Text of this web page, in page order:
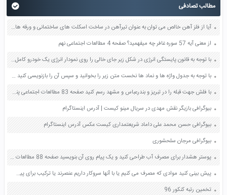
مطالب تصادفی
آیا از فلز آهن خالص می توان به عنوان تیرآهن در ساخت اسکلت های ساختمانی و ورقه های آهن در ساخت بدنه خودروها و لوازم آشپزخانه استفاده کرد صفحه 39 علوم هفتم
از معنی آیه 57 سوره غافر چه میفهمید؟ صفحه 4 مطالعات اجتماعی نهم
با توجه به قانون پایستگی انرژی در شکل زیر جای خالی را روی نمودار انرژی یک خودرو کامل کنید صفحه 70 علوم هفتم
با توجه به جدول واژه ها و نماد ها نخست متن زیر را بخوانید و سپس آن را بازنویسی کنید صفحه 32 کتاب نگارش پنجم
با فلش جهت قبله را در تبریز و بندرعباس و مشهد رسم کنید صفحه 83 مطالعات اجتماعی پنجم
بیوگرافی بازیگر نقش مهدی در سریال مینو کیست | آدرس اینستاگرام
بیوگرافی حسن محمد علی داماد شریعتمداری کیست عکس آدرس اینستاگرام
بیوگرافی مرجان سلحشوری
پوستر هشدار برای مصرف آب طراحی کنید و یک پیام روی آن بنویسید صفحه 88 مطالعات اجتماعی هفتم
پیش بینی کنید موادی که مصرف می کنیم یا با آنها سروکار داریم عنصرند یا ترکیب برای پیش بینی خود دلیل بیاورید صفحه 20 علوم هفتم
تخمین رتبه کنکور 96